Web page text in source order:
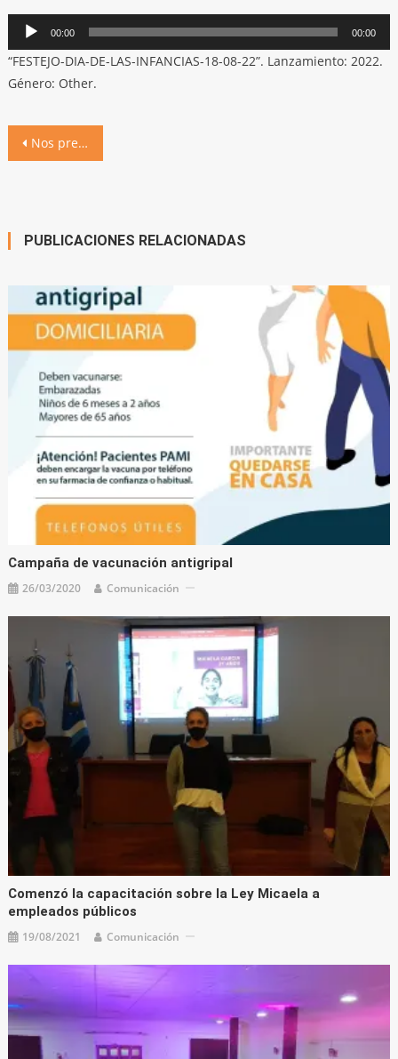
Reproductor
de
audio
00:00 00:00
“FESTEJO-DIA-DE-LAS-INFANCIAS-18-08-22”. Lanzamiento: 2022.
Género: Other.
Navegación
Nos preparamos para disfrutar de la gran fiesta del Día de las Infancias
PUBLICACIONES RELACIONADAS
Campaña de vacunación antigripal
26/03/2020 Comunicación
Comenzó la capacitación sobre la Ley Micaela a
empleados públicos
19/08/2021 Comunicación